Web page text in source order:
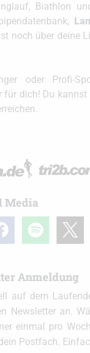
Biathlon
noch über deine
oder Profi-
für dich! Du kannst
Media
spotify
Anmeldung
auf dem
Newsletter an.
einmal pro
Postfach.